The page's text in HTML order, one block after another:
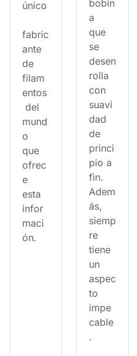
único
fabric
ante
de
filam
entos
del
mund
o
que
ofrec
e
esta
infor
maci
ón.
bobin
a
que
se
desen
rolla
con
suavi
dad
de
princi
pio a
fin.
Adem
ás,
siemp
re
tiene
un
aspec
to
impe
cable
.